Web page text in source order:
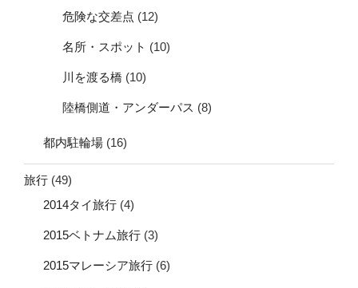
危険な交差点 (12)
名所・スポット (10)
川を渡る橋 (10)
陸橋側道・アンダーパス (8)
都内駐輪場 (16)
旅行 (49)
2014タイ旅行 (4)
2015ベトナム旅行 (3)
2015マレーシア旅行 (6)